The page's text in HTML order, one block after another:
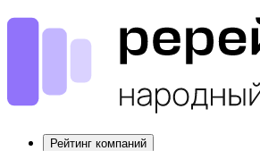
Рейтинг компаний